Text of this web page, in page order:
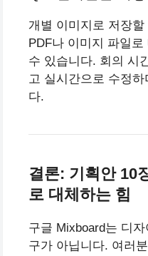
개별 이미지로 저장
PDF나 이미지 파일
수 있습니다. 회의 시
고 실시간으로 수정
다.
결론: 기획안 10
로 대체하는 힘
구글 Mixboard는 디자
구가 아닙니다. 여러분